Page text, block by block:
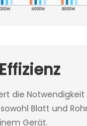
die
Blatt und
Gerät.